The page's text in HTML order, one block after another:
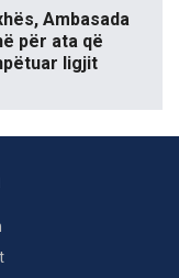
Ambasada
për ata që
ligjit